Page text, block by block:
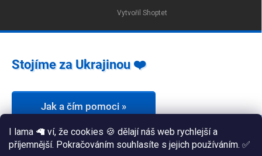
I lama 🦙 ví, že cookies 🍪 dělají náš web rychlejší a
příjemnější. Pokračováním souhlasíte s jejich používáním. ✅
Vytvořil Shoptet
Stojíme za Ukrajinou ❤️
Jak a čím pomoci »